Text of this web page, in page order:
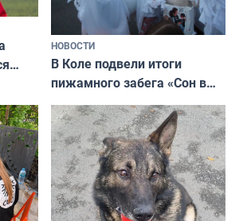
НОВОСТИ
В Коле подвели итоги
пижамного забега «Сон в
Олимпийскую ночь»